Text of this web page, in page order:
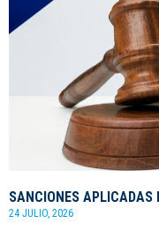
SANCIONES APLICADAS
24 JULIO, 2026